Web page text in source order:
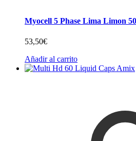
Myocell 5 Phase Lima Limon
53,50€
Añadir al carrito